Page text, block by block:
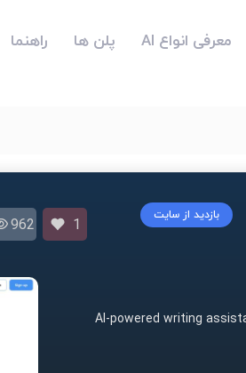
معرفی انواع AI پلن ها راهنما
بازدید از سایت
1
962
AI-powered writing